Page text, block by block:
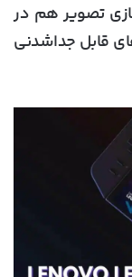
تصویر هم در
قابل جداشدنی